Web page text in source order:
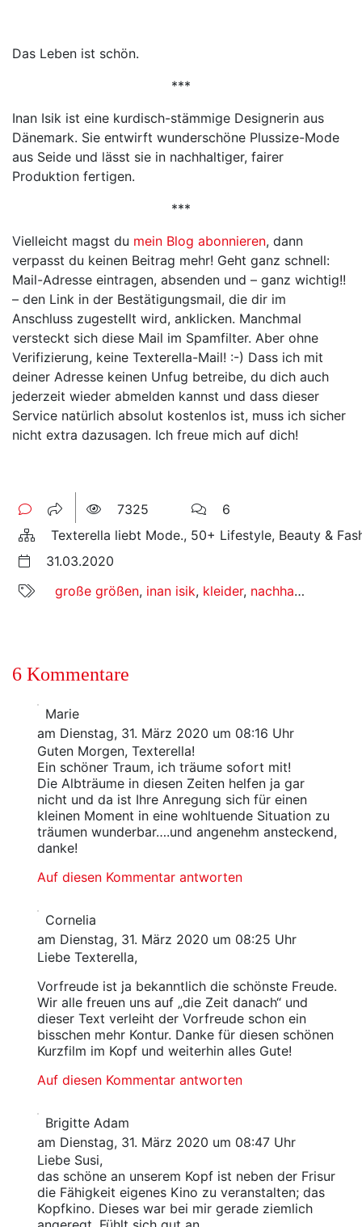
Das Leben ist schön.
***
Inan Isik ist eine kurdisch-stämmige Designerin aus
Dänemark. Sie entwirft wunderschöne Plussize-Mode
aus Seide und lässt sie in nachhaltiger, fairer
Produktion fertigen.
***
Vielleicht magst du mein Blog abonnieren, dann
verpasst du keinen Beitrag mehr! Geht ganz schnell:
Mail-Adresse eintragen, absenden und – ganz wichtig!!
– den Link in der Bestätigungsmail, die dir im
Anschluss zugestellt wird, anklicken. Manchmal
versteckt sich diese Mail im Spamfilter. Aber ohne
Verifizierung, keine Texterella-Mail! :-) Dass ich mit
deiner Adresse keinen Unfug betreibe, du dich auch
jederzeit wieder abmelden kannst und dass dieser
Service natürlich absolut kostenlos ist, muss ich sicher
nicht extra dazusagen. Ich freue mich auf dich!
7325
6
Texterella liebt Mode., 50+ Lifestyle, Beauty &
31.03.2020
große größen, inan isik, kleider, nachhaltige mode
6 Kommentare
Marie
am Dienstag, 31. März 2020 um 08:16 Uhr
Guten Morgen, Texterella!
Ein schöner Traum, ich träume sofort mit!
Die Albträume in diesen Zeiten helfen ja gar
nicht und da ist Ihre Anregung sich für einen
kleinen Moment in eine wohltuende Situation zu
träumen wunderbar….und angenehm ansteckend,
danke!
Auf diesen Kommentar antworten
Cornelia
am Dienstag, 31. März 2020 um 08:25 Uhr
Liebe Texterella,
Vorfreude ist ja bekanntlich die schönste Freude.
Wir alle freuen uns auf „die Zeit danach“ und
dieser Text verleiht der Vorfreude schon ein
bisschen mehr Kontur. Danke für diesen schönen
Kurzfilm im Kopf und weiterhin alles Gute!
Auf diesen Kommentar antworten
Brigitte Adam
am Dienstag, 31. März 2020 um 08:47 Uhr
Liebe Susi,
das schöne an unserem Kopf ist neben der Frisur
die Fähigkeit eigenes Kino zu veranstalten; das
Kopfkino. Dieses war bei mir gerade ziemlich